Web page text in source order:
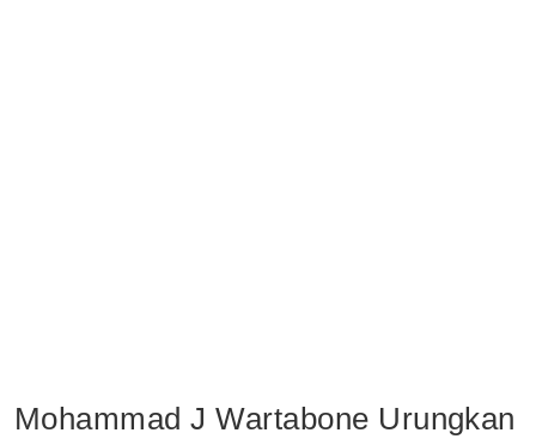
Mohammad J Wartabone Urungkan